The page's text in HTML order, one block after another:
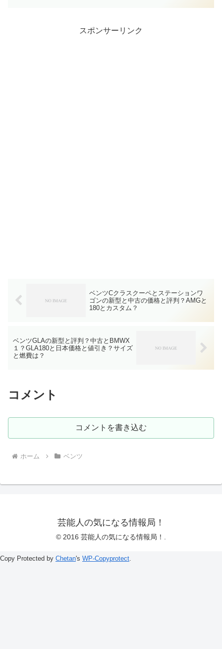
スポンサーリンク
ベンツCクラスクーペとステーションワ
ゴンの新型と中古の価格と評判？AMGと
180とカスタム？
ベンツGLAの新型と評判？中古とBMWX
１？GLA180と日本価格と値引き？サイズ
と燃費は？
コメント
コメントを書き込む
ホーム ベンツ
芸能人の気になる情報局！
© 2016 芸能人の気になる情報局！.
Copy Protected by Chetan's WP-Copyprotect